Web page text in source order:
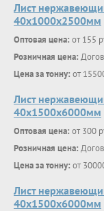
Лист
40x1000x2500мм
Оптовая цена: от 155
Розничная цена:
Цена за тонну: от
Лист
40x1500x6000мм
Оптовая цена: от 300
Розничная цена:
Цена за тонну: от
Лист
40x1500x6000мм